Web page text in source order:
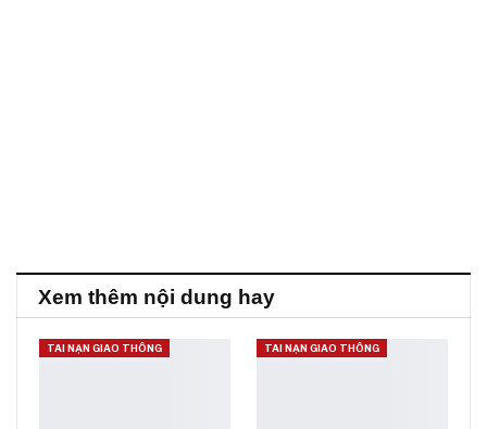
Xem thêm nội dung hay
TAI NẠN GIAO THÔNG TAI NẠN GIAO THÔNG